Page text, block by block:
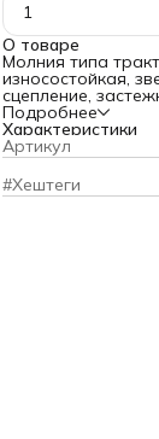
1
О товаре
Молния типа
износостойкая,
сцепление,
время. Звенья
размер, они
звенья более
позволяют
ориентирована
Благодаря своей
выдерживает
при пошиве
туристического
Разъемная
Текстильная
химической
использование,
Простота в
популярной
Тип соединения:
Подробнее
Характеристики
Артикул
#Хештеги